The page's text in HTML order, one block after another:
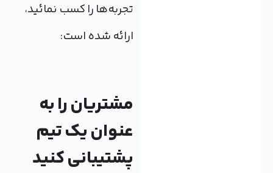
تجربه‌ها را کسب نمائید،
ارائه شده است:
مشتریان را به
عنوان یک تیم
پشتیبانی کنید